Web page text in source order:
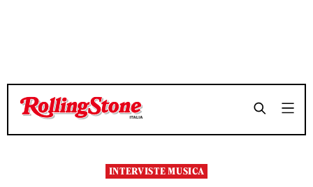
TEMPO DI LETTURA 10 MINUTI SHARE
TEMPO DI LETTURA 10 MINUTI SHARE
INTERVISTE MUSICA